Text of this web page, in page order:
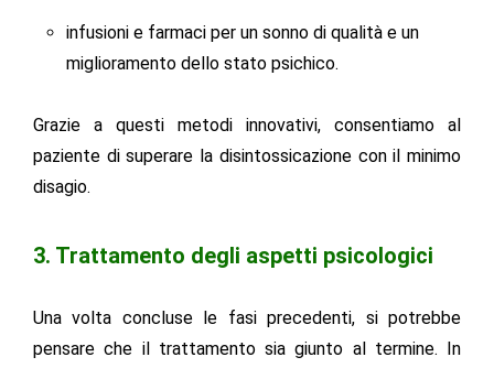
infusioni e farmaci per un sonno di qualità e un
miglioramento dello stato psichico.
Grazie a questi metodi innovativi, consentiamo al
paziente di superare la disintossicazione con il minimo
disagio.
3. Trattamento degli aspetti psicologici
Una volta concluse le fasi precedenti, si potrebbe
pensare che il trattamento sia giunto al termine. In